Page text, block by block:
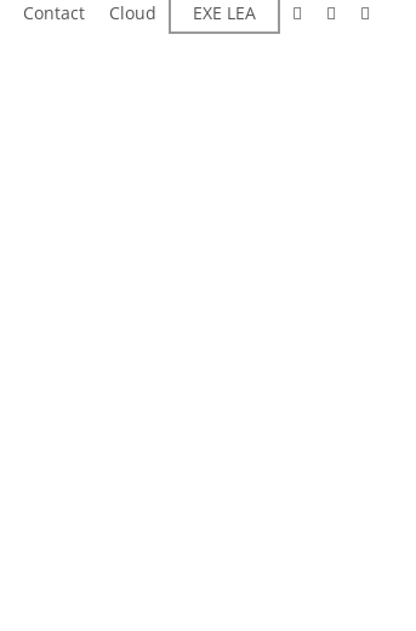
Contact Cloud EXE LEA linkedininstagram
email